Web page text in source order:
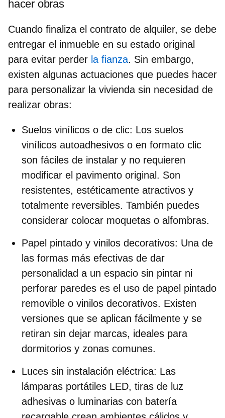
hacer obras
Cuando finaliza el contrato de alquiler, se debe
entregar el inmueble en su estado original
para evitar perder la fianza. Sin embargo,
existen algunas actuaciones que puedes hacer
para personalizar la vivienda sin necesidad de
realizar obras:
Suelos vinílicos o de clic: Los suelos
vinílicos autoadhesivos o en formato clic
son fáciles de instalar y no requieren
modificar el pavimento original. Son
resistentes, estéticamente atractivos y
totalmente reversibles. También puedes
considerar colocar moquetas o alfombras.
Papel pintado y vinilos decorativos: Una de
las formas más efectivas de dar
personalidad a un espacio sin pintar ni
perforar paredes es el uso de papel pintado
removible o vinilos decorativos. Existen
versiones que se aplican fácilmente y se
retiran sin dejar marcas, ideales para
dormitorios y zonas comunes.
Luces sin instalación eléctrica: Las
lámparas portátiles LED, tiras de luz
adhesivas o luminarias con batería